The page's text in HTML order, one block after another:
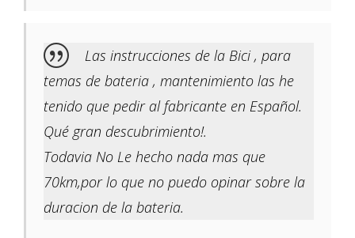
Las instrucciones de la Bici , para
temas de bateria , mantenimiento las he
tenido que pedir al fabricante en Español.
Qué gran descubrimiento!.
Todavia No Le hecho nada mas que
70km,por lo que no puedo opinar sobre la
duracion de la bateria.